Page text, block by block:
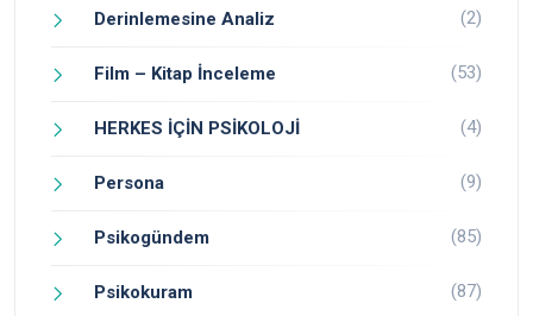
Derinlemesine Analiz (2)
Film – Kitap İnceleme (53)
HERKES İÇİN PSİKOLOJİ (4)
Persona (9)
Psikogündem (85)
Psikokuram (87)